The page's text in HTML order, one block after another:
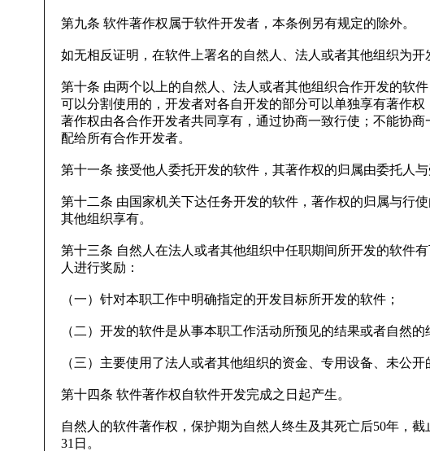
第九条 软件著作权属于软件开发者，本条例另有规定的除外。
如无相反证明，在软件上署名的自然人、法人或者其他组织为开
第十条 由两个以上的自然人、法人或者其他组织合作开发的软
可以分割使用的，开发者对各自开发的部分可以单独享有著作
著作权由各合作开发者共同享有，通过协商一致行使；不能协
配给所有合作开发者。
第十一条 接受他人委托开发的软件，其著作权的归属由委托人
第十二条 由国家机关下达任务开发的软件，著作权的归属与行
其他组织享有。
第十三条 自然人在法人或者其他组织中任职期间所开发的软件
人进行奖励：
（一）针对本职工作中明确指定的开发目标所开发的软件；
（二）开发的软件是从事本职工作活动所预见的结果或者自然的
（三）主要使用了法人或者其他组织的资金、专用设备、未公
第十四条 软件著作权自软件开发完成之日起产生。
自然人的软件著作权，保护期为自然人终生及其死亡后50年，
31日。